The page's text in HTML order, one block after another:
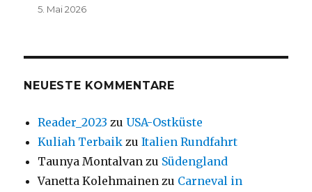
5. Mai 2026
NEUESTE KOMMENTARE
Reader_2023 zuUSA-Ostküste
Kuliah Terbaik zuItalien Rundfahrt
Taunya Montalvan zu Südengland
Vanetta Kolehmainen zu Carneval in